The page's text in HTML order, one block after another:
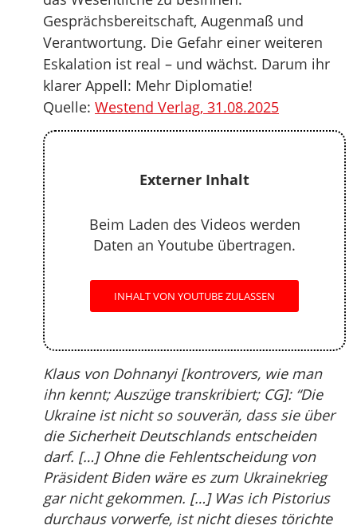
Gesprächsbereitschaft, Augenmaß und
Verantwortung. Die Gefahr einer weiteren
Eskalation ist real – und wächst. Darum ihr
klarer Appell: Mehr Diplomatie!
Quelle: Westend Verlag, 31.08.2025
Externer Inhalt
Beim Laden des Videos werden
Daten an Youtube übertragen.
INHALT VON YOUTUBE ZULASSEN
Klaus von Dohnanyi [kontrovers, wie man
ihn kennt; Auszüge transkribiert; CG]: “Die
Ukraine ist nicht so souverän, dass sie über
die Sicherheit Deutschlands entscheiden
darf. […] Ohne die Fehlentscheidung von
Präsident Biden wäre es zum Ukrainekrieg
gar nicht gekommen. […] Was ich Pistorius
durchaus vorwerfe, ist nicht dieses törichte